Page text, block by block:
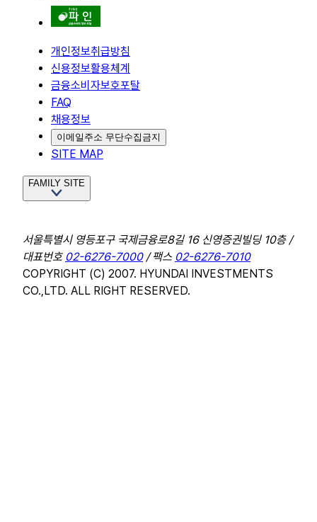
개인정보취급방침
신용정보활용체계
금융소비자보호포탈
FAQ
채용정보
이메일주소 무단수집금지
SITE MAP
FAMILY SITE
서울특별시 영등포구 국제금융로8길 16 신영증권빌딩 10층 /
대표번호 02-6276-7000/ 팩스 02-6276-7010
COPYRIGHT (C) 2007. HYUNDAI INVESTMENTS
CO.,LTD. ALL RIGHT RESERVED.